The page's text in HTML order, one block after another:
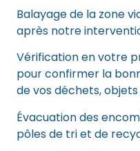
Balayage de la zone
après notre
Vérification en votre
pour confirmer la
de vos déchets,
Évacuation des
pôles de tri et de